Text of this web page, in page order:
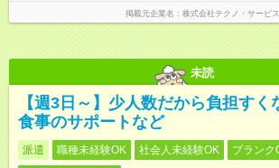
掲載元企業名 株式会社テクノ・サービス
未読
【週3日～】少人数だから負担すく
食事のサポートなど
派遣 職種未経験OK 社会人未経験OK
ブランク